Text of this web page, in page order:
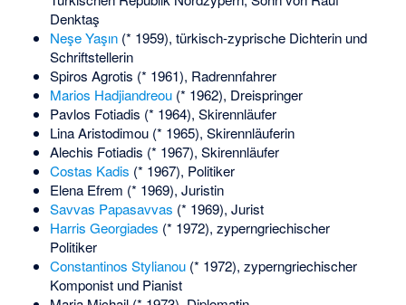
Denktaş
Neşe Yaşın(* 1959), türkisch-zyprische Dichterin und
Schriftstellerin
Spiros Agrotis (* 1961), Radrennfahrer
Marios Hadjiandreou(* 1962), Dreispringer
Pavlos Fotiadis (* 1964), Skirennläufer
Lina Aristodimou(* 1965), Skirennläuferin
Alechis Fotiadis (* 1967), Skirennläufer
Costas Kadis (* 1967), Politiker
Elena Efrem (* 1969), Juristin
Savvas Papasavvas (* 1969), Jurist
Harris Georgiades (* 1972), zyperngriechischer
Politiker
Constantinos Stylianou(* 1972), zyperngriechischer
Komponist und Pianist